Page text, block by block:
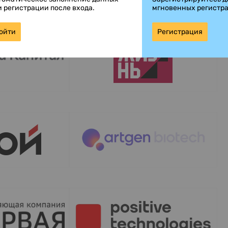
регистрации после входа.
мгновенных
Регистрация